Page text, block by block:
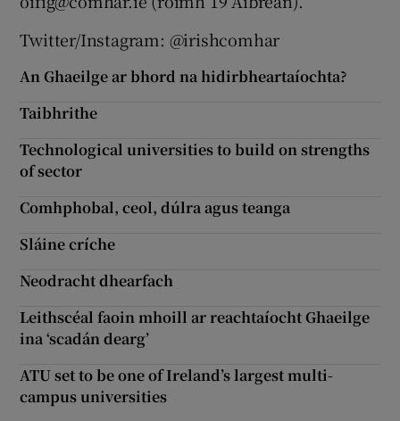
Twitter/Instagram: @irishcomhar
An Ghaeilge ar bhord na hidirbheartaíochta?
Taibhrithe
Technological universities to build on strengths
of sector
Comhphobal, ceol, dúlra agus teanga
Sláine críche
Neodracht dhearfach
Leithscéal faoin mhoill ar reachtaíocht Ghaeilge
ina ‘scadán dearg’
ATU set to be one of Ireland’s largest multi-
campus universities